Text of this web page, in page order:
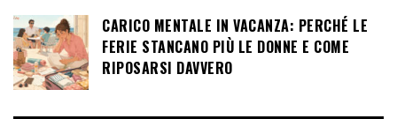
CARICO MENTALE IN VACANZA: PERCHÉ LE
FERIE STANCANO PIÙ LE DONNE E COME
RIPOSARSI DAVVERO